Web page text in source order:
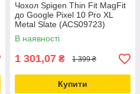
Чохол Spigen Thin Fit MagFit
до Google Pixel 10 Pro XL
Metal Slate (ACS09723)
В наявності
1 301,07 ₴ 1 399 ₴
Купити